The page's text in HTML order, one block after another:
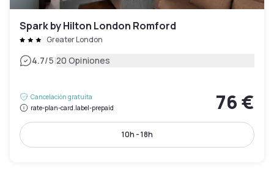
Spark by Hilton London Romford
Greater London
4.7/5|20 Opiniones
Cancelación gratuita
rate-plan-card.label-prepaid
76 €
10h - 18h